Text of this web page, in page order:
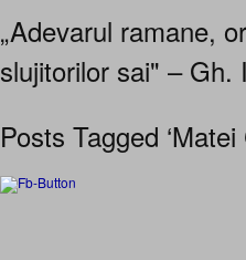
„Adevarul ramane,
slujitorilor sai" – Gh.
Posts Tagged ‘Matei